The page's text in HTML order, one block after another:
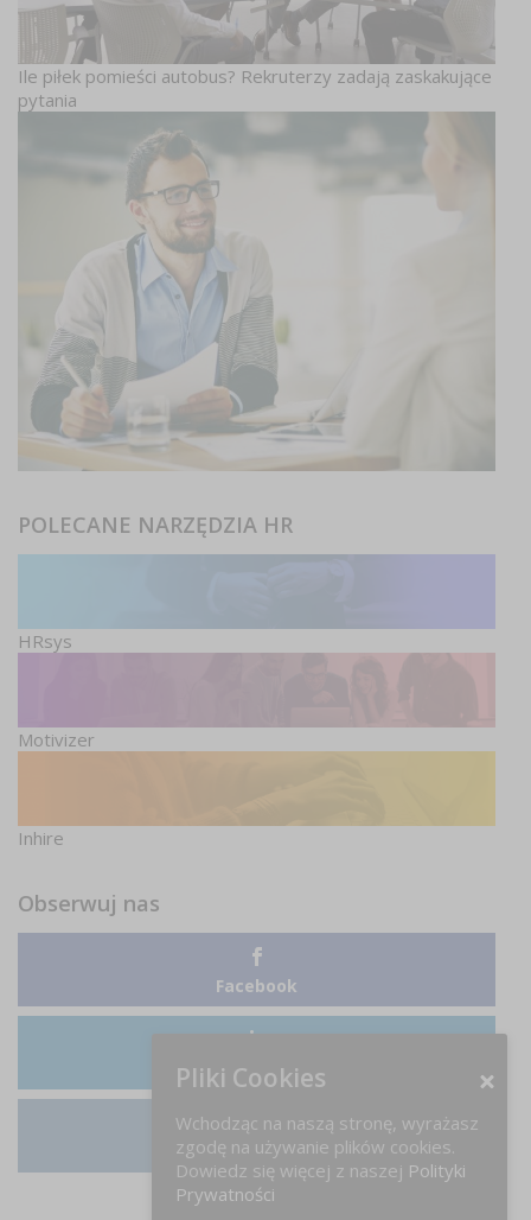
Ile piłek pomieści autobus? Rekruterzy zadają zaskakujące
pytania
POLECANE NARZĘDZIA HR
HRsys
Motivizer
Inhire
Obserwuj nas
Facebook
LinkedIn
Instagram
Pliki Cookies
Wchodząc na naszą stronę, wyrażasz
zgodę na używanie plików cookies.
Dowiedz się więcej z naszej Polityki
Prywatności